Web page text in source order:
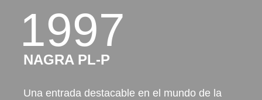
1997
NAGRA PL-P
Una entrada destacable en el mundo de la